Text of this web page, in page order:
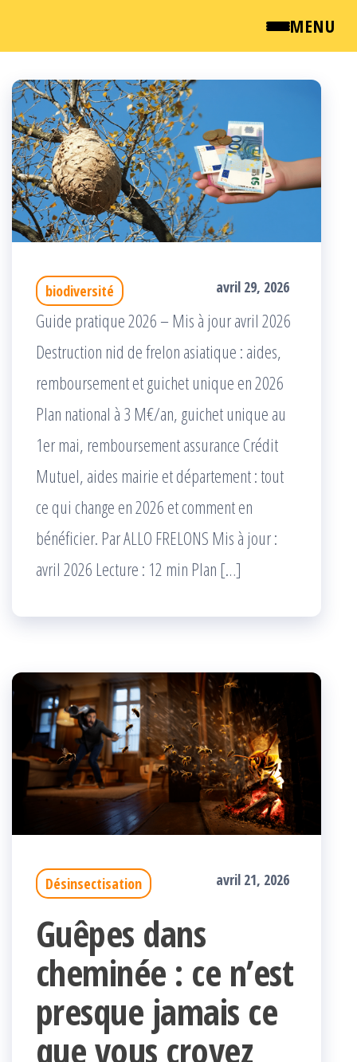
MENU
QUI SOMMES NOUS ?
NEWSROOM
TARIFS
ENGLISH
contenu
biodiversité avril 29, 2026
Guide pratique 2026 – Mis à jour avril 2026
Destruction nid de frelon asiatique : aides,
remboursement et guichet unique en 2026
Plan national à 3 M€/an, guichet unique au
1er mai, remboursement assurance Crédit
Mutuel, aides mairie et département : tout
ce qui change en 2026 et comment en
bénéficier. Par ALLO FRELONS Mis à jour :
avril 2026 Lecture : 12 min Plan […]
Désinsectisation avril 21, 2026
Guêpes dans
cheminée : ce n’est
presque jamais ce
que vous croyez